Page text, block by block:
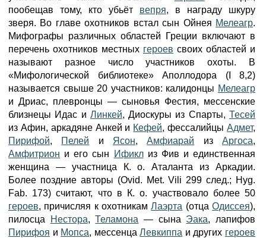
пообещав тому, кто убьёт вепря, в награду шкуру
зверя. Во главе охотников встал сын Ойнея Мелеагр.
Мифографы различных областей Греции включают в
перечень охотников местных героев своих областей и
называют разное число участников охоты. В
«Мифологической библиотеке» Аполлодора (I 8,2)
называется свыше 20 участников: калидонцы Мелеагр
и Дриас, плевронцы — сыновья Фестия, мессенские
близнецы Идас и Линкей, Диоскуры из Спарты,Тесей
из Афин, аркадяне Анкей и Кефей, фессалийцыАдмет,
Пирифой, Пелей и Ясон,Амфиарай изАргоса,
Амфитрион и его сын Ификлиз Фив и единственная
женщина — участница К. о. Аталанта из Аркадии.
Более поздние авторы (Ovid. Met. Vili 299 след.; Hyg.
Fab. 173) считают, что в К. о. участвовало более 50
героев, причисляя к охотникамЛаэрта (отцаОдиссея),
пилосца
Нестора,Теламона — сына Эака, лапифов
Пирифоя и Мопса, мессенцаЛевкиппа и других героев